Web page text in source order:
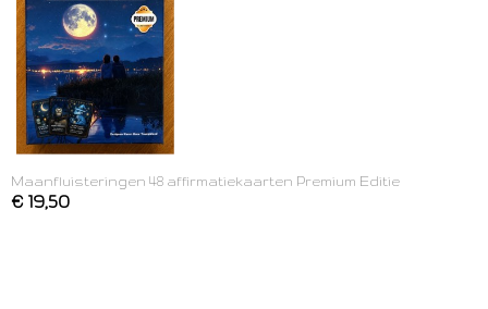
Maanfluisteringen 48 affirmatiekaarten Premium Editie
€ 19,50